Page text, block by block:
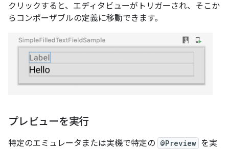
クリックすると、エディタビューがトリガーされ、そこか
らコンポーザブルの定義に移動できます。
プレビューを実行
特定のエミュレータまたは実機で特定の @Preview を実